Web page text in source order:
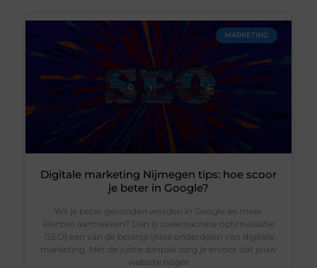
MARKETING
Digitale marketing Nijmegen tips: hoe scoor
je beter in Google?
Wil je beter gevonden worden in Google en meer
klanten aantrekken? Dan is zoekmachine optimalisatie
(SEO) een van de belangrijkste onderdelen van digitale
marketing. Met de juiste aanpak zorg je ervoor dat jouw
website hoger